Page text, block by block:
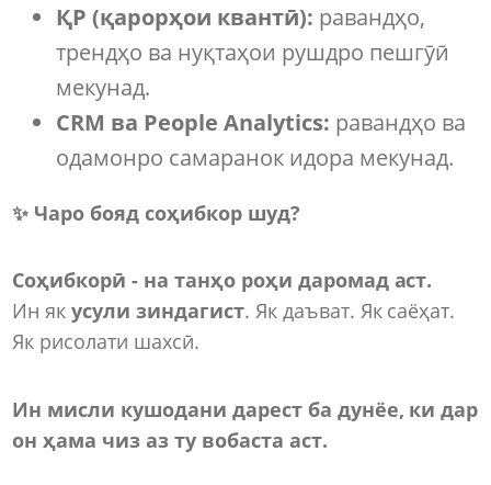
ҚР (қарорҳои квантӣ): равандҳо,
трендҳо ва нуқтаҳои рушдро пешгӯӣ
мекунад.
CRM ва People Analytics: равандҳо ва
одамонро самаранок идора мекунад.
✨ Чаро бояд соҳибкор шуд?
Соҳибкорӣ - на танҳо роҳи даромад аст.
Ин якусули зиндагист. Як даъват. Як саёҳат.
Як рисолати шахсӣ.
Ин мисли кушодани дарест ба дунёе, ки дар
он ҳама чиз аз ту вобаста аст.